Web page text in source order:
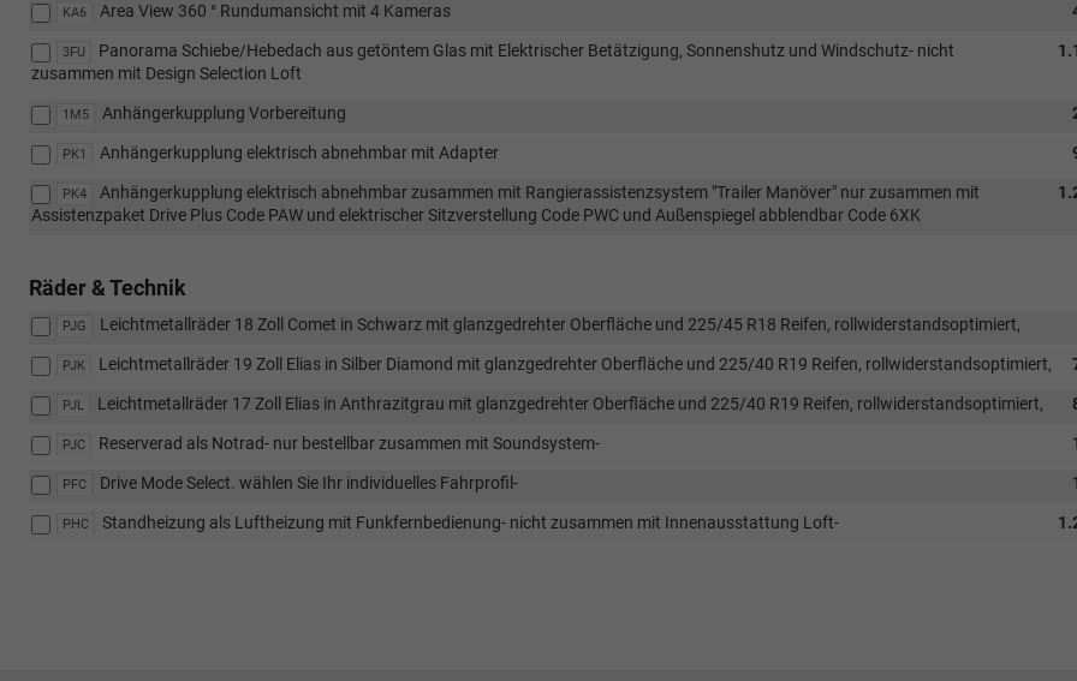
KA6 Area View 360 ° Rundumansicht mit 4 Kameras
3FU
Panorama Schiebe/Hebedach aus getöntem Glas mit Elektrischer Betätzigung, Sonnenshutz und Windschutz- nicht
zusammen mit Design Selection Loft
1M5 Anhängerkupplung Vorbereitung
PK1 Anhängerkupplung elektrisch abnehmbar mit Adapter
PK4
Anhängerkupplung elektrisch abnehmbar zusammen mit Rangierassistenzsystem "Trailer Manöver" nur zusammen mit
Assistenzpaket Drive Plus Code PAW und elektrischer Sitzverstellung Code PWC und Außenspiegel abblendbar Code 6XK
Räder & Technik
PJG Leichtmetallräder 18 Zoll Comet in Schwarz mit glanzgedrehter Oberfläche und 225/45 R18 Reifen, rollwiderstandsoptimiert,
PJK Leichtmetallräder 19 Zoll Elias in Silber Diamond mit glanzgedrehter Oberfläche und 225/40 R19 Reifen, rollwiderstandsoptimiert,
PJL Leichtmetallräder 17 Zoll Elias in Anthrazitgrau mit glanzgedrehter Oberfläche und 225/40 R19 Reifen, rollwiderstandsoptimiert,
PJC Reserverad als Notrad- nur bestellbar zusammen mit Soundsystem-
PFC Drive Mode Select. wählen Sie Ihr individuelles Fahrprofil-
PHC Standheizung als Luftheizung mit Funkfernbedienung- nicht zusammen mit Innenausstattung Loft-